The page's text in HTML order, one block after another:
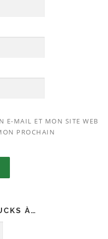
E-MAIL ET MON SITE WEB
PROCHAIN
À…